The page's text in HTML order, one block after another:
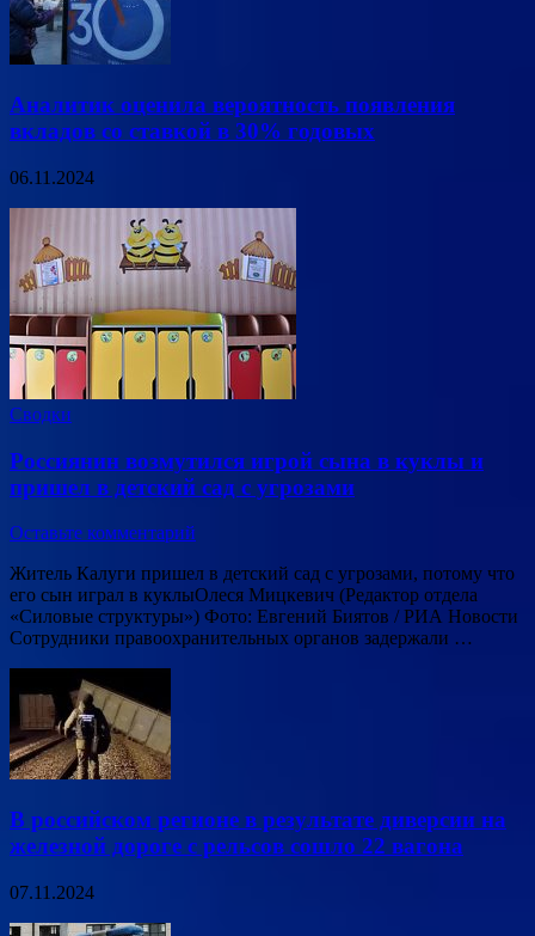
Аналитик оценила вероятность появления
вкладов со ставкой в 30% годовых
06.11.2024
Сводки
Россиянин возмутился игрой сына в куклы и
пришел в детский сад с угрозами
Оставьте комментарий
Житель Калуги пришел в детский сад с угрозами, потому что
его сын играл в куклыОлеся Мицкевич (Редактор отдела
«Силовые структуры») Фото: Евгений Биятов / РИА Новости
Сотрудники правоохранительных органов задержали …
В российском регионе в результате диверсии на
железной дороге с рельсов сошло 22 вагона
07.11.2024